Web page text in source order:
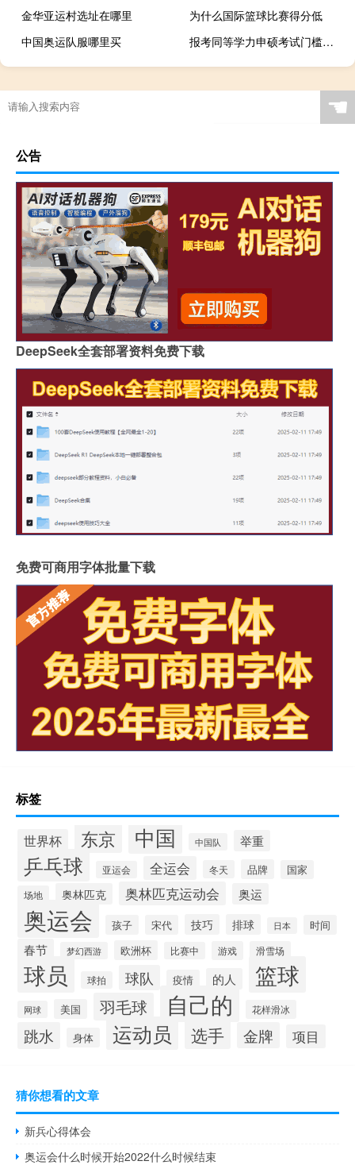
金华亚运村选址在哪里
为什么国际篮球比赛得分低
中国奥运队服哪里买
报考同等学力申硕考试门槛不断降低了吗
☚
公告
DeepSeek全套部署资料免费下载
免费可商用字体批量下载
标签
世界杯 东京 中国 中国队 举重
乒乓球 亚运会 全运会 冬天 品牌 国家
场地 奥林匹克 奥林匹克运动会 奥运
奥运会 孩子 宋代 技巧 排球 日本 时间
春节 梦幻西游 欧洲杯 比赛中 游戏 滑雪场
球员 球拍 球队 疫情 的人 篮球
网球 美国 羽毛球 自己的 花样滑冰
跳水 身体 运动员 选手 金牌 项目
猜你想看的文章
新兵心得体会
奥运会什么时候开始2022什么时候结束